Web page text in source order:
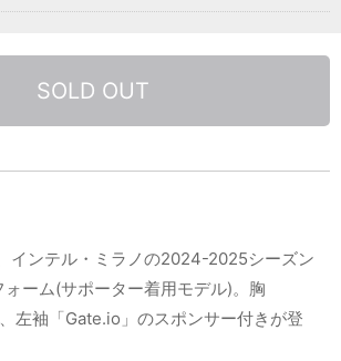
SOLD OUT
インテル・ミラノの2024-2025シーズン
ォーム(サポーター着用モデル)。胸
左袖「Gate.io」のスポンサー付きが登